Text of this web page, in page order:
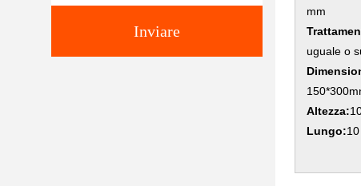
Inviare
mm
uguale o
Altezza:
Lungo: